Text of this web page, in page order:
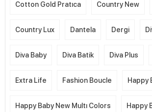
Cotton Gold Pratıca Country New
Country Lux Dantela Dergi
Diva Baby Diva Batik Diva Plus
Extra Life Fashion Boucle Happy
Happy Baby New Multı Colors Happy